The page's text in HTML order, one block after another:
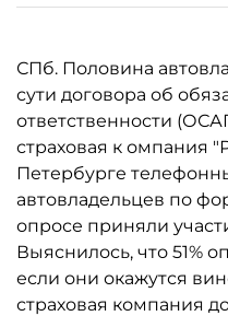
СПб. Половина
сути договора об
ответственности
страховая к омпания
Петербурге
автовладельцев по
опросе приняли
Выяснилось, что 51%
если они окажутся
страховая компания